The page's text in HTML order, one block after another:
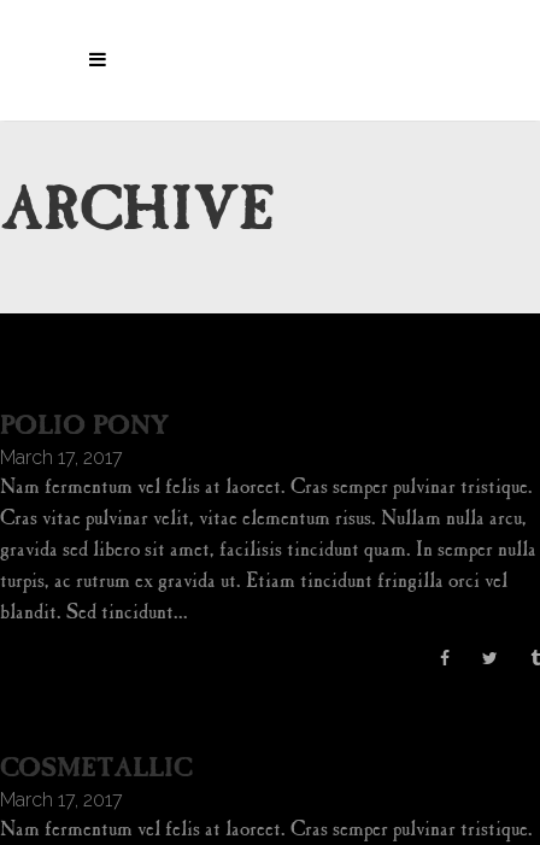
ARCHIVE
POLIO PONY
March 17, 2017
Nam fermentum vel felis at laoreet. Cras semper pulvinar tristique.
Cras vitae pulvinar velit, vitae elementum risus. Nullam nulla arcu,
gravida sed libero sit amet, facilisis tincidunt quam. In semper nulla
turpis, ac rutrum ex gravida ut. Etiam tincidunt fringilla orci vel
blandit. Sed tincidunt...
COSMETALLIC
March 17, 2017
Nam fermentum vel felis at laoreet. Cras semper pulvinar tristique.